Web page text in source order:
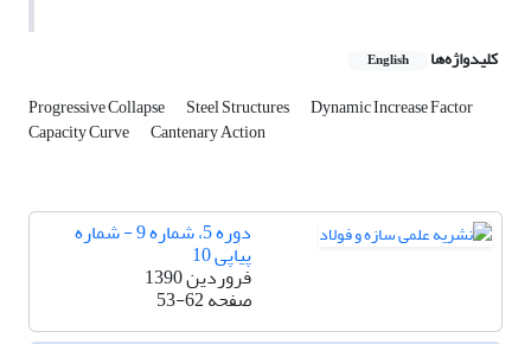
کلیدواژه‌ها English
Progressive Collapse Steel Structures Dynamic Increase Factor
Capacity Curve Cantenary Action
دوره 5، شماره 9 - شماره
پیاپی 10
فروردین 1390
صفحه53-62